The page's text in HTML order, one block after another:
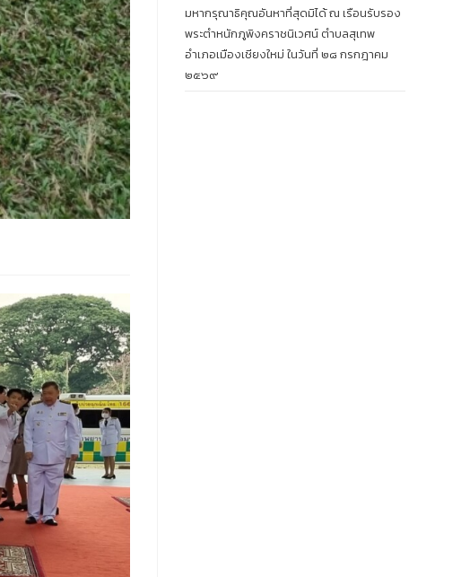
มหากรุณาธิคุณอันหาที่สุดมิได้ ณ เรือนรับรอง
พระตำหนักภูพิงคราชนิเวศน์ ตำบลสุเทพ
อำเภอเมืองเชียงใหม่ ในวันที่ ๒๘ กรกฎาคม
๒๕๖๙